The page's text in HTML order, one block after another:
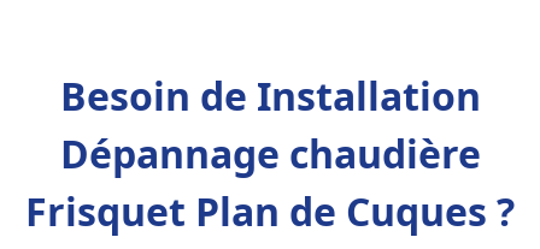
Besoin de Installation
Dépannage chaudière
Frisquet Plan de Cuques ?